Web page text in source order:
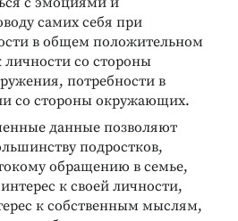
самих себя при
в общем положительном
со стороны
потребности в
со стороны окружающих.
данные позволяют
подростков,
обращению в семье,
к своей личности,
к собственным мыслям,